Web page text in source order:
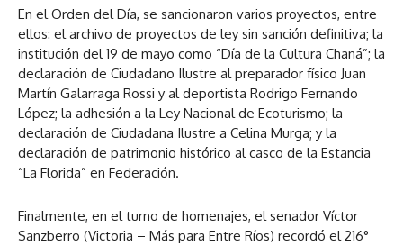
En el Orden del Día, se sancionaron varios proyectos, entre
ellos: el archivo de proyectos de ley sin sanción definitiva; la
institución del 19 de mayo como “Día de la Cultura Chaná”; la
declaración de Ciudadano Ilustre al preparador físico Juan
Martín Galarraga Rossi y al deportista Rodrigo Fernando
López; la adhesión a la Ley Nacional de Ecoturismo; la
declaración de Ciudadana Ilustre a Celina Murga; y la
declaración de patrimonio histórico al casco de la Estancia
“La Florida” en Federación.
Finalmente, en el turno de homenajes, el senador Víctor
Sanzberro (Victoria – Más para Entre Ríos) recordó el 216°